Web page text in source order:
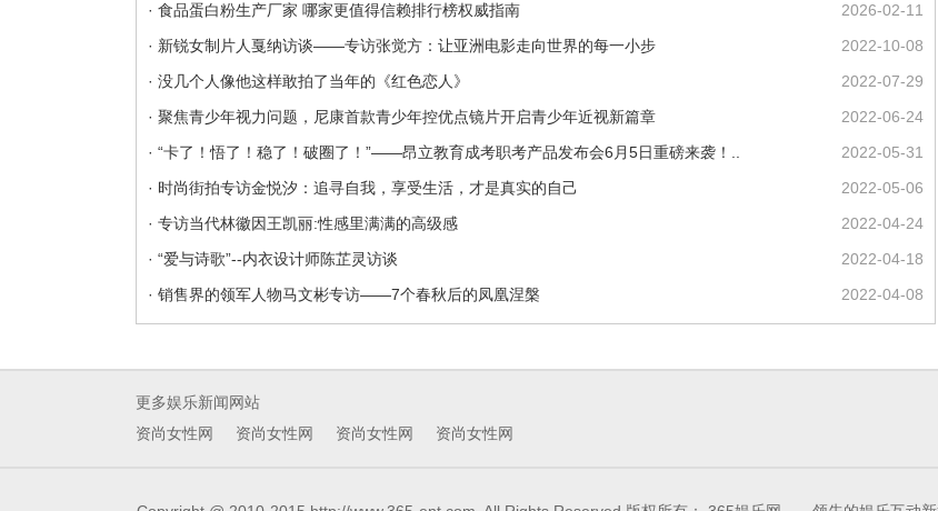
· 食品蛋白粉生产厂家 哪家更值得信赖排行榜权威指南
2026-02-11
· 新锐女制片人戛纳访谈——专访张觉方：让亚洲电影走向世界的每一小步
2022-10-08
· 没几个人像他这样敢拍了当年的《红色恋人》
2022-07-29
· 聚焦青少年视力问题，尼康首款青少年控优点镜片开启青少年近视新篇章
2022-06-24
· “卡了！悟了！稳了！破圈了！”——昂立教育成考职考产品发布会6月5日重磅来袭！..
2022-05-31
· 时尚街拍专访金悦汐：追寻自我，享受生活，才是真实的自己
2022-05-06
· 专访当代林徽因王凯丽:性感里满满的高级感
2022-04-24
· “爱与诗歌”--内衣设计师陈芷灵访谈
2022-04-18
· 销售界的领军人物马文彬专访——7个春秋后的凤凰涅槃
2022-04-08
更多娱乐新闻网站
资尚女性网
资尚女性网 资尚女性网 资尚女性网